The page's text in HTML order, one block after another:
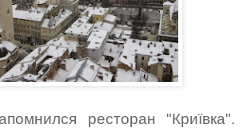
ресторан "Криївка".